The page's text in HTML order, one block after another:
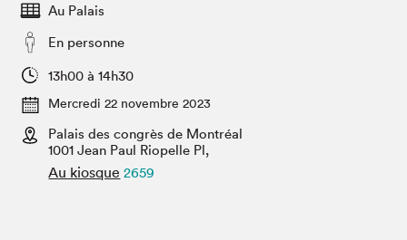
Espace exposant⋅e⋅s
Espace enseignant·e·s
Espace médias
SLM PRO
Salon dans la ville et en ligne
Projets partenaires
Au Palais
En personne
13h00 à 14h30
Mercredi 22 novembre 2023
Palais des congrès de Montréal
1001 Jean Paul Riopelle Pl,
Au kiosque 2659